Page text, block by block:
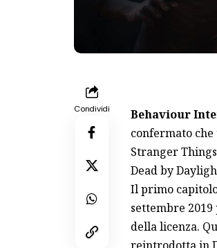
Condividi Behaviour
confermato
Stranger
Dead by
Il primo
settembre 2019
della licenza.